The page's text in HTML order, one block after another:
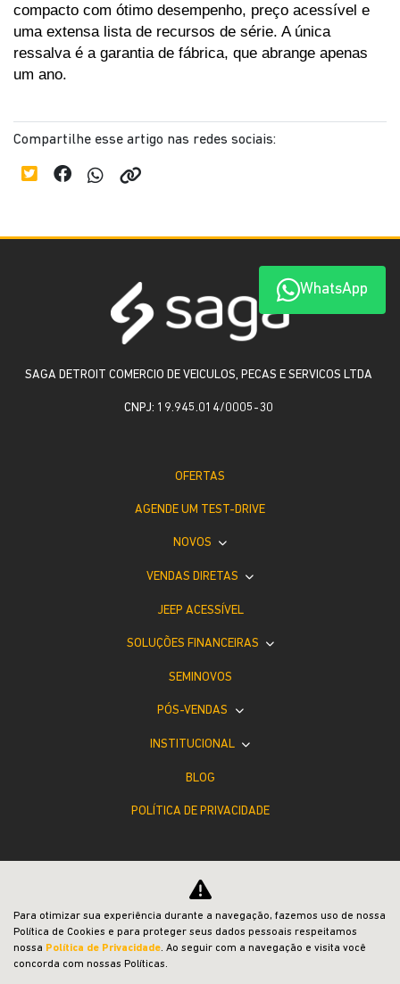
compacto com ótimo desempenho, preço acessível e
uma extensa lista de recursos de série. A única
ressalva é a garantia de fábrica, que abrange apenas
um ano.
Compartilhe esse artigo nas redes sociais:
WhatsApp
SAGA DETROIT COMERCIO DE VEICULOS, PECAS E SERVICOS LTDA
CNPJ: 19.945.014/0005-30
OFERTAS
AGENDE UM TEST-DRIVE
NOVOS
VENDAS DIRETAS
JEEP ACESSÍVEL
SOLUÇÕES FINANCEIRAS
SEMINOVOS
PÓS-VENDAS
INSTITUCIONAL
BLOG
POLÍTICA DE PRIVACIDADE
Desacelere. Seu bem maior é a vida.
Para otimizar sua experiência durante a navegação, fazemos uso de nossa
Política de Cookies e para proteger seus dados pessoais respeitamos
nossa Política de Privacidade. Ao seguir com a navegação e visita você
concorda com nossas Políticas.